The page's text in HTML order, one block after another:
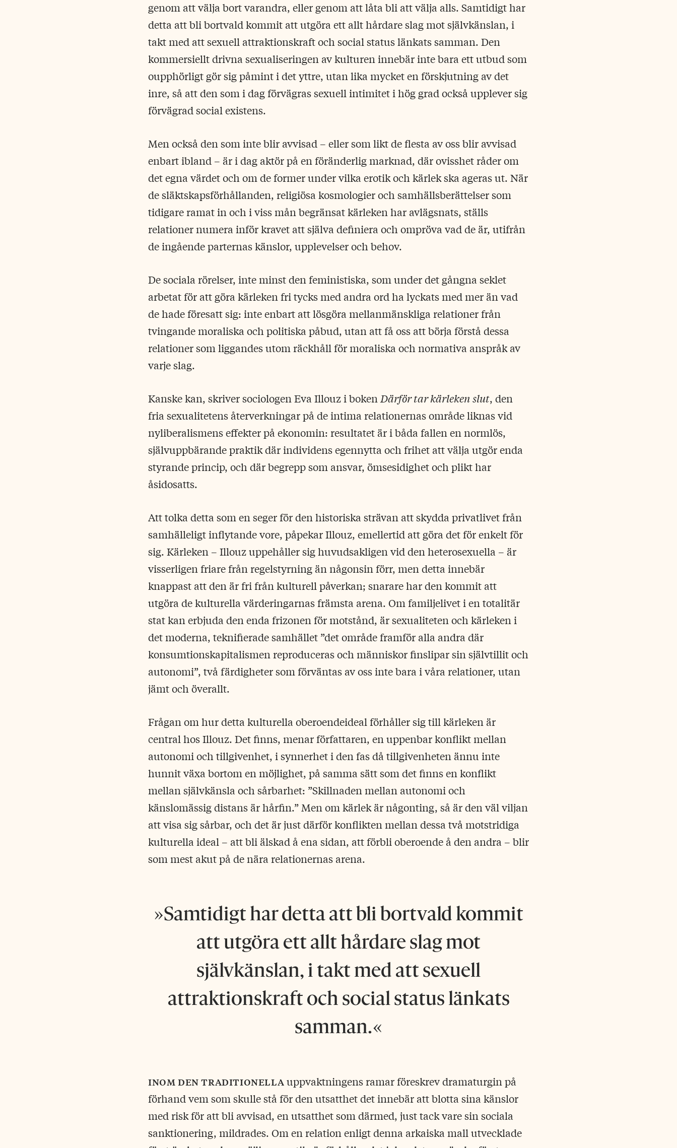
genom att välja bort varandra, eller genom att låta bli att välja alls. Samtidigt har
detta att bli bortvald kommit att utgöra ett allt hårdare slag mot självkänslan, i
takt med att sexuell attraktionskraft och social status länkats samman. Den
kommersiellt drivna sexualiseringen av kulturen innebär inte bara ett utbud som
oupphörligt gör sig påmint i det yttre, utan lika mycket en förskjutning av det
inre, så att den som i dag förvägras sexuell intimitet i hög grad också upplever sig
förvägrad social existens.
Men också den som inte blir avvisad – eller som likt de flesta av oss blir avvisad
enbart ibland – är i dag aktör på en föränderlig marknad, där ovisshet råder om
det egna värdet och om de former under vilka erotik och kärlek ska ageras ut. När
de släktskapsförhållanden, religiösa kosmologier och samhällsberättelser som
tidigare ramat in och i viss mån begränsat kärleken har avlägsnats, ställs
relationer numera inför kravet att själva definiera och ompröva vad de är, utifrån
de ingående parternas känslor, upplevelser och behov.
De sociala rörelser, inte minst den feministiska, som under det gångna seklet
arbetat för att göra kärleken fri tycks med andra ord ha lyckats med mer än vad
de hade föresatt sig: inte enbart att lösgöra mellanmänskliga relationer från
tvingande moraliska och politiska påbud, utan att få oss att börja förstå dessa
relationer som liggandes utom räckhåll för moraliska och normativa anspråk av
varje slag.
Kanske kan, skriver sociologen Eva Illouz i boken Därför tar kärleken slut, den
fria sexualitetens återverkningar på de intima relationernas område liknas vid
nyliberalismens effekter på ekonomin: resultatet är i båda fallen en normlös,
självuppbärande praktik där individens egennytta och frihet att välja utgör enda
styrande princip, och där begrepp som ansvar, ömsesidighet och plikt har
åsidosatts.
Att tolka detta som en seger för den historiska strävan att skydda privatlivet från
samhälleligt inflytande vore, påpekar Illouz, emellertid att göra det för enkelt för
sig. Kärleken – Illouz uppehåller sig huvudsakligen vid den heterosexuella – är
visserligen friare från regelstyrning än någonsin förr, men detta innebär
knappast att den är fri från kulturell påverkan; snarare har den kommit att
utgöra de kulturella värderingarnas främsta arena. Om familjelivet i en totalitär
stat kan erbjuda den enda frizonen för motstånd, är sexualiteten och kärleken i
det moderna, teknifierade samhället ”det område framför alla andra där
konsumtionskapitalismen reproduceras och människor finslipar sin självtillit och
autonomi”, två färdigheter som förväntas av oss inte bara i våra relationer, utan
jämt och överallt.
Frågan om hur detta kulturella oberoendeideal förhåller sig till kärleken är
central hos Illouz. Det finns, menar författaren, en uppenbar konflikt mellan
autonomi och tillgivenhet, i synnerhet i den fas då tillgivenheten ännu inte
hunnit växa bortom en möjlighet, på samma sätt som det finns en konflikt
mellan självkänsla och sårbarhet: ”Skillnaden mellan autonomi och
känslomässig distans är hårfin.” Men om kärlek är någonting, så är den väl viljan
att visa sig sårbar, och det är just därför konflikten mellan dessa två motstridiga
kulturella ideal – att bli älskad å ena sidan, att förbli oberoende å den andra – blir
som mest akut på de nära relationernas arena.
Samtidigt har detta att bli bortvald kommit
att utgöra ett allt hårdare slag mot
självkänslan, i takt med att sexuell
attraktionskraft och social status länkats
samman.
inom den traditionellauppvaktningens ramar föreskrev dramaturgin på
förhand vem som skulle stå för den utsatthet det innebär att blotta sina känslor
med risk för att bli avvisad, en utsatthet som därmed, just tack vare sin sociala
sanktionering, mildrades. Om en relation enligt denna arkaiska mall utvecklade